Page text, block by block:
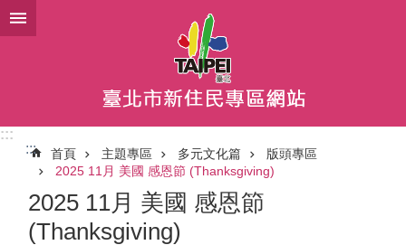
跳到主要內容區塊
:::
:::
首頁 主題專區 多元文化篇
版頭專區
2025 11月 美國 感恩節 (Thanksgiving)
2025 11月 美國 感恩節
(Thanksgiving)